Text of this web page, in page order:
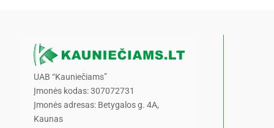
UAB “Kauniečiams”
Įmonės kodas: 307072731
Įmonės adresas: Betygalos g. 4A,
Kaunas